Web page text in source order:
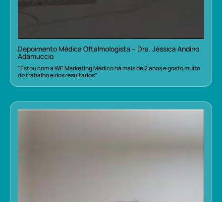
Depoimento Médica Oftalmologista – Dra. Jéssica Andino
Adamuccio
“Estou com a WE Marketing Médico há mais de 2 anos e gosto muito
do trabalho e dos resultados”